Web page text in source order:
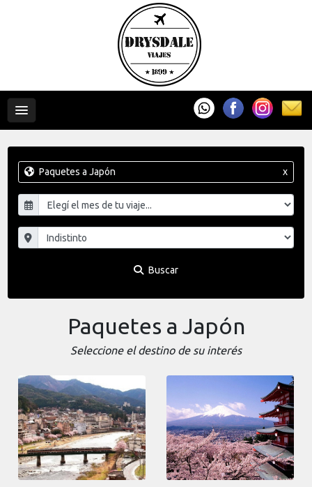
Paquetes a Japón x
Buscar
Paquetes a Japón
Seleccione el destino de su interés